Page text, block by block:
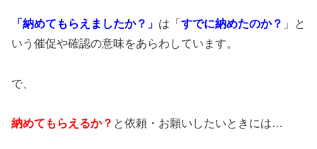
「納めてもらえましたか？」 は「 すでに納めたのか？ 」と
いう催促や確認の意味をあらわしています。
で、
納めてもらえるか？ と依頼・お願いしたいときには…